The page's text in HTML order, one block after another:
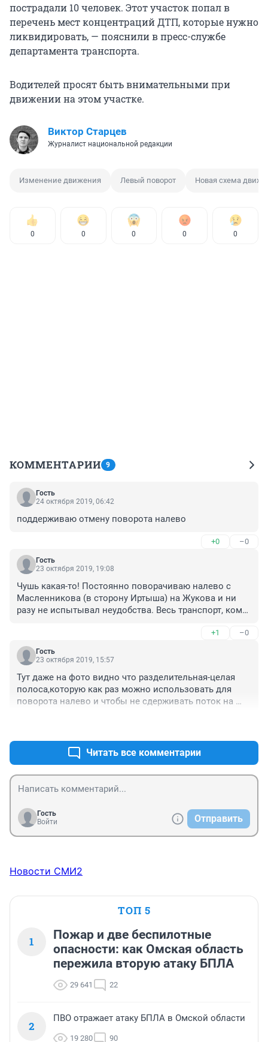
пострадали 10 человек. Этот участок попал в
перечень мест концентраций ДТП, которые нужно
ликвидировать, — пояснили в пресс-службе
департамента транспорта.
Водителей просят быть внимательными при
движении на этом участке.
Виктор Старцев
Журналист национальной редакции
Изменение движения Левый поворот Новая схема
0 0 0 0 0
КОММЕНТАРИИ 9
Гость
24 октября 2019, 06:42
поддерживаю отмену поворота налево
+0 –0
Гость
23 октября 2019, 19:08
Чушь какая-то! Постоянно поворачиваю налево с
Масленникова (в сторону Иртыша) на Жукова и ни
разу не испытывал неудобства. Весь транспорт, кому
светофор тормозит встречный поток на некоторое
время, встречного разворота нет, успевают проехать,
как правило, 4-5 машин... А теперь будет разворот
коротком участке через три полосы в правый ряд для
поворота направо??? Что-то не то учудили!
+1 –0
Гость
23 октября 2019, 15:57
Тут даже на фото видно что разделительная-целая
полоса,которую как раз можно использовать для
поворота налево и чтобы не сдерживать поток на
складывается что всё делается спецом,назло,чтобы
Читать все комментарии
Гость
Войти
Отправить
Новости СМИ2
ТОП 5
1
Пожар и две беспилотные
опасности: как Омская область
пережила вторую атаку БПЛА
29 641 22
2
ПВО отражает атаку БПЛА в Омской области
19 280 90